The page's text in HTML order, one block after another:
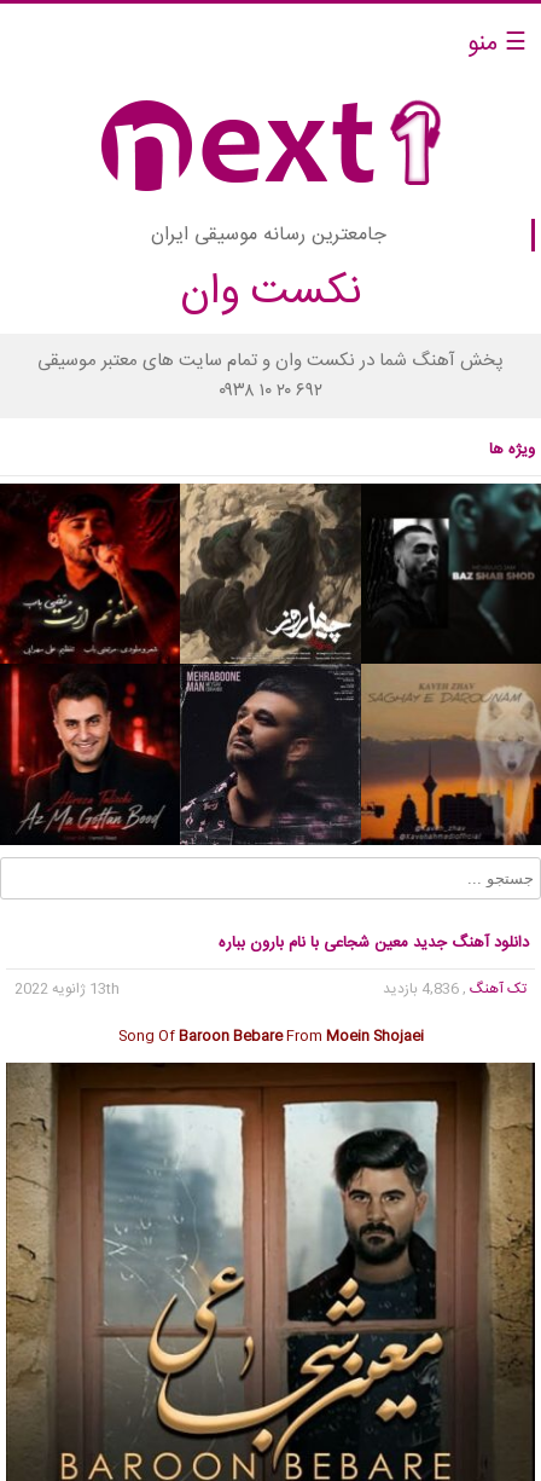
☰ منو
جامعترین رسانه موسیقی ایران
نکست وان
پخش آهنگ شما در نکست وان و تمام سایت های معتبر موسیقی
۰۹۳۸ ۱۰ ۲۰ ۶۹۲
ویژه ها
دانلود آهنگ جدید معین شجاعی با نام بارون بباره
تک آهنگ , 4,836 بازدید
13th ژانویه 2022
Song OfBaroon BebareFrom Moein Shojaei